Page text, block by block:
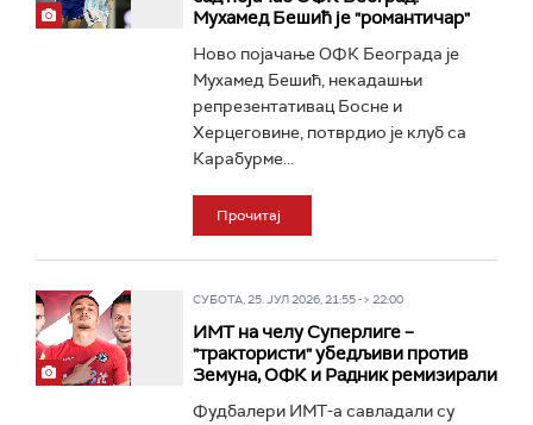
Мухамед Бешић је "романтичар"
Ново појачање ОФК Београда је
Мухамед Бешић, некадашњи
репрезентативац Босне и
Херцеговине, потврдио је клуб са
Карабурме...
Прочитај
СУБОТА, 25. ЈУЛ 2026, 21:55 -> 22:00
ИМТ на челу Суперлиге –
"трактористи" убедљиви против
Земуна, ОФК и Радник ремизирали
Фудбалери ИМТ-а савладали су